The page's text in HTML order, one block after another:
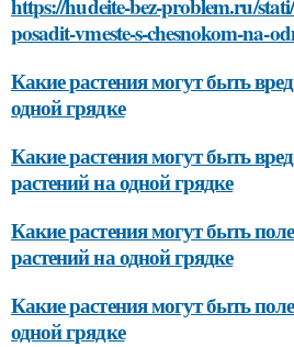
https://hudeite-bez-problem.ru/
posadit-vmeste-s-chesnokom-na-
Какие растения могут быть
одной грядке
Какие растения могут быть
растений на одной грядке
Какие растения могут быть
растений на одной грядке
Какие растения могут быть
одной грядке